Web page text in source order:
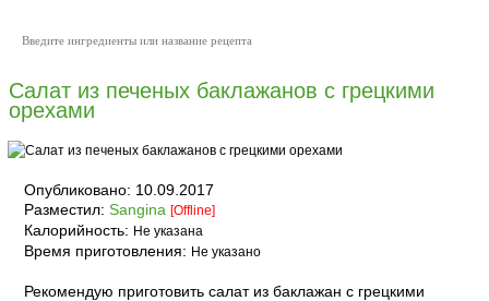
Салат из печеных баклажанов с грецкими
орехами
Опубликовано: 10.09.2017
Разместил: Sangina [Offline]
Калорийность: Не указана
Время приготовления: Не указано
Рекомендую приготовить салат из баклажан с грецкими